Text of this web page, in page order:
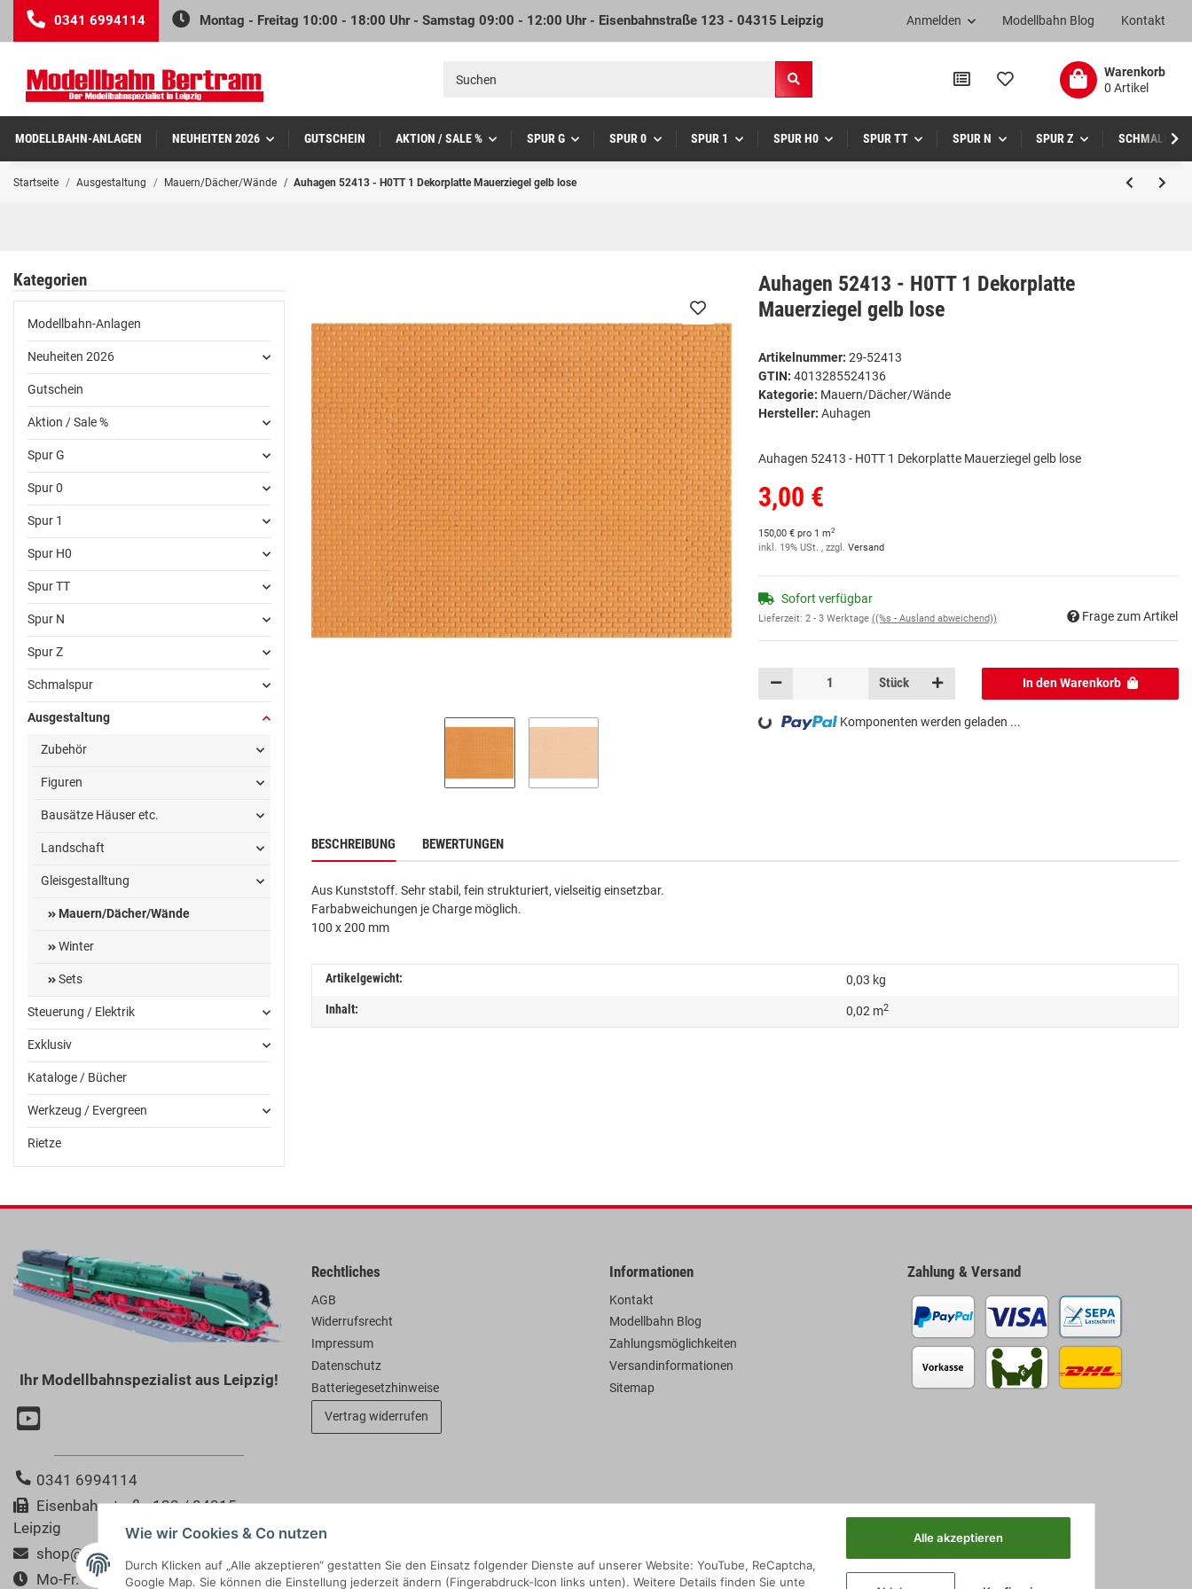
0341 6994114 Montag - Freitag 10:00 - 18:00 Uhr - Samstag 09:00 - 12:00 Uhr - Eisenbahnstraße 123 - 04315 Leipzig Kontakt
Modellbahn Blog
Anmelden
Warenkorb
0 Artikel
MODELLBAHN-ANLAGEN NEUHEITEN 2026 GUTSCHEIN AKTION / SALE % SPUR G SPUR 0 SPUR 1 SPUR H0 SPUR TT SPUR N SPUR Z SCHMALSPUR
Startseite Ausgestaltung Mauern/Dächer/Wände Auhagen 52413 - H0TT 1 Dekorplatte Mauerziegel gelb lose
Auhagen 52413 - H0TT 1 Dekorplatte
Mauerziegel gelb lose
Artikelnummer: 29-52413
GTIN: 4013285524136
Kategorie: Mauern/Dächer/Wände
Hersteller: Auhagen
Auhagen 52413 - H0TT 1 Dekorplatte Mauerziegel gelb lose
3,00 €
150,00 € pro 1 m2
inkl. 19% USt. , zzgl. Versand
Sofort verfügbar
Lieferzeit: 2 - 3 Werktage ((%s - Ausland abweichend)) Frage zum Artikel
Stück In den Warenkorb
Loading... Komponenten werden geladen ...
BESCHREIBUNG BEWERTUNGEN
Aus Kunststoff. Sehr stabil, fein strukturiert, vielseitig einsetzbar.
Farbabweichungen je Charge möglich.
100 x 200 mm
Artikelgewicht: 0,03 kg
Inhalt: 0,02 m2
Kategorien
Modellbahn-Anlagen
Neuheiten 2026
Gutschein
Aktion / Sale %
Spur G
Spur 0
Spur 1
Spur H0
Spur TT
Spur N
Spur Z
Schmalspur
Ausgestaltung
Zubehör
Figuren
Bausätze Häuser etc.
Landschaft
Gleisgestalltung
Mauern/Dächer/Wände
Winter
Sets
Steuerung / Elektrik
Exklusiv
Kataloge / Bücher
Werkzeug / Evergreen
Rietze
Ihr Modellbahnspezialist aus Leipzig!
0341 6994114
Eisenbahnstraße 123 / 04315
Leipzig
shop@modellbahn-bertram.de
Mo-Fr. 10:00-18:00 Uhr
Rechtliches
AGB
Widerrufsrecht
Impressum
Datenschutz
Batteriegesetzhinweise
Vertrag widerrufen
Informationen
Kontakt
Modellbahn Blog
Zahlungsmöglichkeiten
Versandinformationen
Sitemap
Zahlung & Versand
Wie wir Cookies & Co nutzen
Durch Klicken auf „Alle akzeptieren“ gestatten Sie den Einsatz folgender Dienste auf unserer Website: YouTube, ReCaptcha,
Google Map. Sie können die Einstellung jederzeit ändern (Fingerabdruck-Icon links unten). Weitere Details finden Sie unte
Alle akzeptieren